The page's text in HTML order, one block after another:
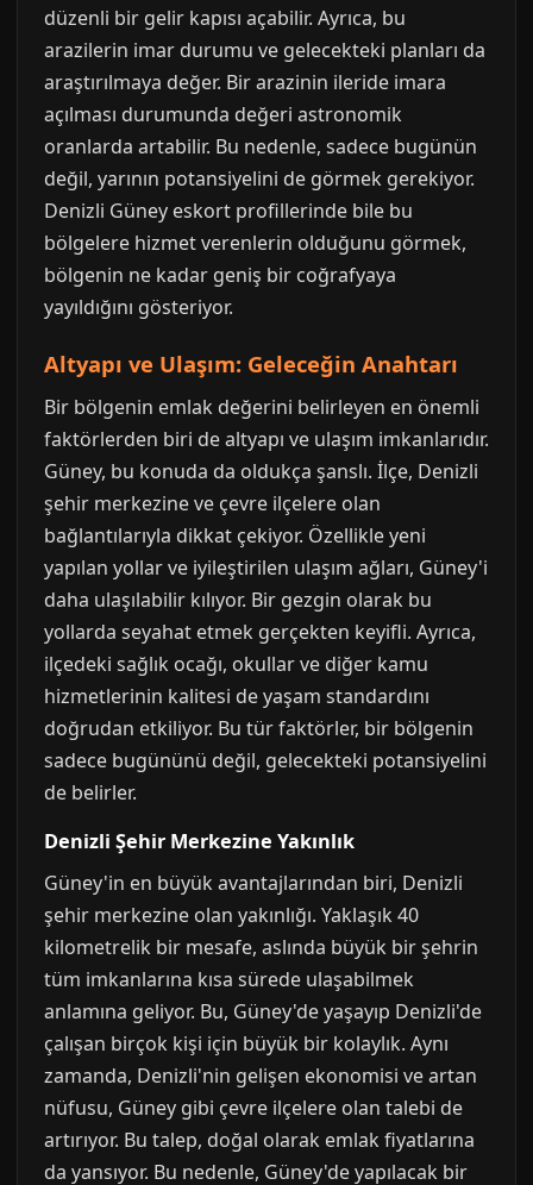
düzenli bir gelir kapısı açabilir. Ayrıca, bu
arazilerin imar durumu ve gelecekteki planları da
araştırılmaya değer. Bir arazinin ileride imara
açılması durumunda değeri astronomik
oranlarda artabilir. Bu nedenle, sadece bugünün
değil, yarının potansiyelini de görmek gerekiyor.
Denizli Güney eskort profillerinde bile bu
bölgelere hizmet verenlerin olduğunu görmek,
bölgenin ne kadar geniş bir coğrafyaya
yayıldığını gösteriyor.
Altyapı ve Ulaşım: Geleceğin Anahtarı
Bir bölgenin emlak değerini belirleyen en önemli
faktörlerden biri de altyapı ve ulaşım imkanlarıdır.
Güney, bu konuda da oldukça şanslı. İlçe, Denizli
şehir merkezine ve çevre ilçelere olan
bağlantılarıyla dikkat çekiyor. Özellikle yeni
yapılan yollar ve iyileştirilen ulaşım ağları, Güney'i
daha ulaşılabilir kılıyor. Bir gezgin olarak bu
yollarda seyahat etmek gerçekten keyifli. Ayrıca,
ilçedeki sağlık ocağı, okullar ve diğer kamu
hizmetlerinin kalitesi de yaşam standardını
doğrudan etkiliyor. Bu tür faktörler, bir bölgenin
sadece bugününü değil, gelecekteki potansiyelini
de belirler.
Denizli Şehir Merkezine Yakınlık
Güney'in en büyük avantajlarından biri, Denizli
şehir merkezine olan yakınlığı. Yaklaşık 40
kilometrelik bir mesafe, aslında büyük bir şehrin
tüm imkanlarına kısa sürede ulaşabilmek
anlamına geliyor. Bu, Güney'de yaşayıp Denizli'de
çalışan birçok kişi için büyük bir kolaylık. Aynı
zamanda, Denizli'nin gelişen ekonomisi ve artan
nüfusu, Güney gibi çevre ilçelere olan talebi de
artırıyor. Bu talep, doğal olarak emlak fiyatlarına
da yansıyor. Bu nedenle, Güney'de yapılacak bir